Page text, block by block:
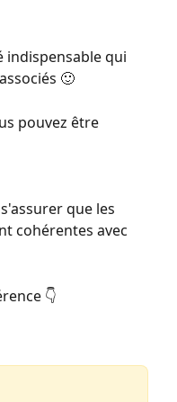
indispensable qui
🙂
pouvez être
que les
cohérentes avec
👇